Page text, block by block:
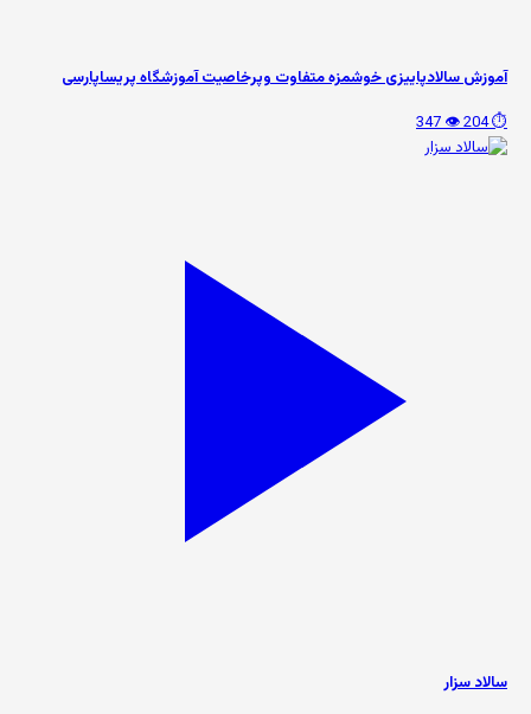
آموزش سالادپاییزی خوشمزه متفاوت وپرخاصیت آموزشگاه پریساپارسی
⏱️ 204
👁️ 347
سالاد سزار